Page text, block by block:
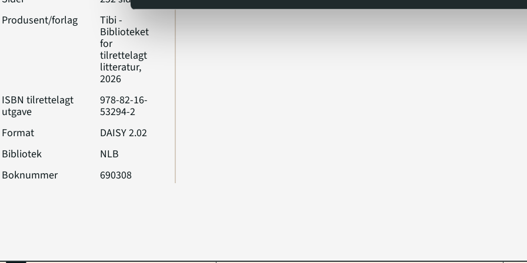
Produsent/forlag
Tibi -
Biblioteket
for
tilrettelagt
litteratur,
2026
ISBN tilrettelagt
utgave
978-82-16-
53294-2
Format
DAISY 2.02
Bibliotek
NLB
Boknummer
690308